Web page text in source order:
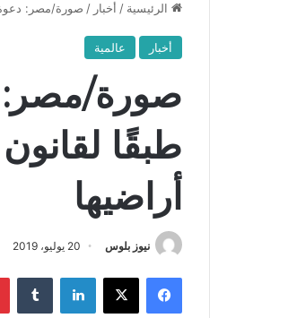
الرئيسية / أخبار / صورة/مصر: دعوة
أخبار عالمية
صورة/مصر:
طبقًا
أراضيها
نيوز بلوس 20 يوليو، 2019
فيسبوك X لينكدإن